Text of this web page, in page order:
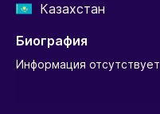
Казахстан
Биография
Информация отсутствует